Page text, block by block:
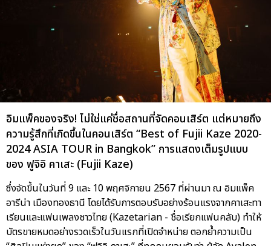
อิมแพ็คของจริง! ไม่ใช่แค่ชื่อสถานที่จัดคอนเสิร์ต แต่หมายถึง
ความรู้สึกที่เกิดขึ้นในคอนเสิร์ต “Best of Fujii Kaze 2020-
2024 ASIA TOUR in Bangkok” การแสดงเต็มรูปแบบ
ของ ฟูจิอิ คาเสะ (Fujii Kaze)
ซึ่งจัดขึ้นในวันที่ 9 และ 10 พฤศจิกายน 2567 ที่ผ่านมา ณ อิมแพ็ค
อารีน่า เมืองทองธานี โดยได้รับการตอบรับอย่างร้อนแรงจากคาเสะทา
เรียนและแฟนเพลงชาวไทย (Kazetarian - ชื่อเรียกแฟนคลับ) ทำให้
บัตรขายหมดอย่างรวดเร็วในวันแรกที่เปิดจำหน่าย ตอกย้ำความเป็น